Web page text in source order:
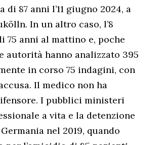
87 anni l’11 giugno 2024, a
In un altro caso, l’8
75 anni al mattino e, poche
autorità hanno analizzato 395
in corso 75 indagini, con
Il medico non ha
I pubblici ministeri
a vita e la detenzione
nel 2019, quando